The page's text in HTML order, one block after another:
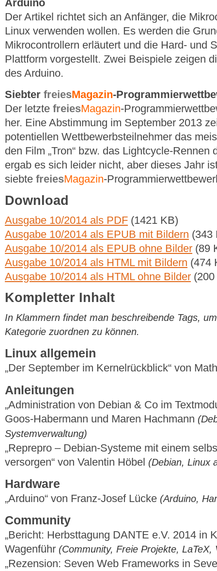
Arduino
Der Artikel richtet sich an Anfänger, die
Linux verwenden wollen. Es werden die
Mikrocontrollern erläutert und die Hard- und
Plattform vorgestellt. Zwei Beispiele zeigen
des Arduino.
Siebter freiesMagazin-
Der letzte freiesMagazin-
her. Eine Abstimmung im September 2013
potentiellen Wettbewerbsteilnehmer das
den Film „Tron“ bzw. das Lightcycle-Rennen
ergab es sich leider nicht, aber dieses Jahr
siebte freiesMagazin-
Download
Ausgabe 10/2014 als PDF (1421 KB)
Ausgabe 10/2014 als EPUB mit Bildern (343
Ausgabe 10/2014 als EPUB ohne Bilder (89
Ausgabe 10/2014 als HTML mit Bildern (474
Ausgabe 10/2014 als HTML ohne Bilder
Kompletter Inhalt
In Klammern findet man beschreibende Tags,
Kategorie zuordnen zu können.
Linux allgemein
„Der September im Kernelrückblick“ von
Anleitungen
„Administration von Debian & Co im
Goos-Habermann und Maren Hachmann
Systemverwaltung)
„Reprepro – Debian-Systeme mit einem
versorgen“ von Valentin Höbel (Debian, Linux
Hardware
„Arduino“ von Franz-Josef Lücke (Arduino,
Community
„Bericht: Herbsttagung DANTE e.V. 2014 in
Wagenführ (Community, Freie Projekte, LaTeX,
„Rezension: Seven Web Frameworks in